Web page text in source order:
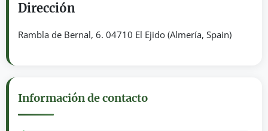
Dirección
Rambla de Bernal, 6. 04710 El Ejido (Almería, Spain)
Información de contacto